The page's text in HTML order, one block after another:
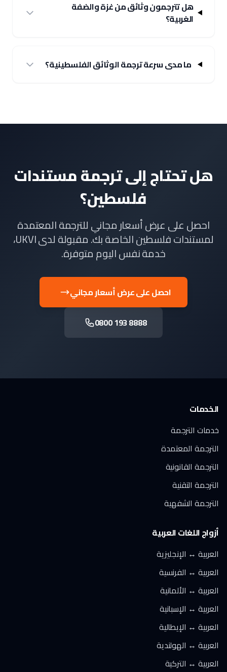
هل تترجمون وثائق من غزة والضفة
الغربية؟
ما مدى سرعة ترجمة الوثائق الفلسطينية؟
هل تحتاج إلى ترجمة مستندات
فلسطين؟
احصل على عرض أسعار مجاني للترجمة المعتمدة
لمستندات فلسطين الخاصة بك. مقبولة لدى UKVI،
خدمة نفس اليوم متوفرة.
احصل على عرض أسعار مجاني
0800 193 8888
الخدمات
خدمات الترجمة
الترجمة المعتمدة
الترجمة القانونية
الترجمة التقنية
الترجمة الشفهية
أزواج اللغات العربية
العربية ↔ الإنجليزية
العربية ↔ الفرنسية
العربية ↔ الألمانية
العربية ↔ الإسبانية
العربية ↔ الإيطالية
العربية ↔ الهولندية
العربية ↔ التركية